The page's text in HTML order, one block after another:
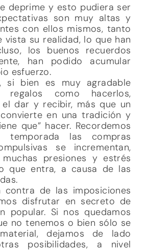
deprime y esto pudiera ser
son muy altas y
con ellos mismos, tanto
vista su realidad, lo que han
los buenos recuerdos
han podido acumular
esfuerzo.
si bien es muy agradable
como hacerlos,
el dar y recibir, más que un
en una tradición y
que” hacer. Recordemos
las compras
se incrementan,
muchas presiones y estrés
que entra, a causa de las
contra de las imposiciones
disfrutar en secreto de
popular. Si nos quedamos
no tenemos o bien sólo se
dejamos de lado
posibilidades, a nivel